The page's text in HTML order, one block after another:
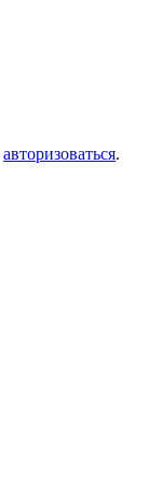
авторизоваться.